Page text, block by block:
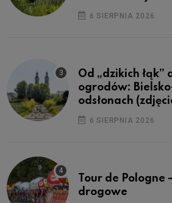
6 SIERPNIA 2026
Od „dzikich łąk”
ogrodów:
odsłonach
6 SIERPNIA 2026
Tour de
drogowe